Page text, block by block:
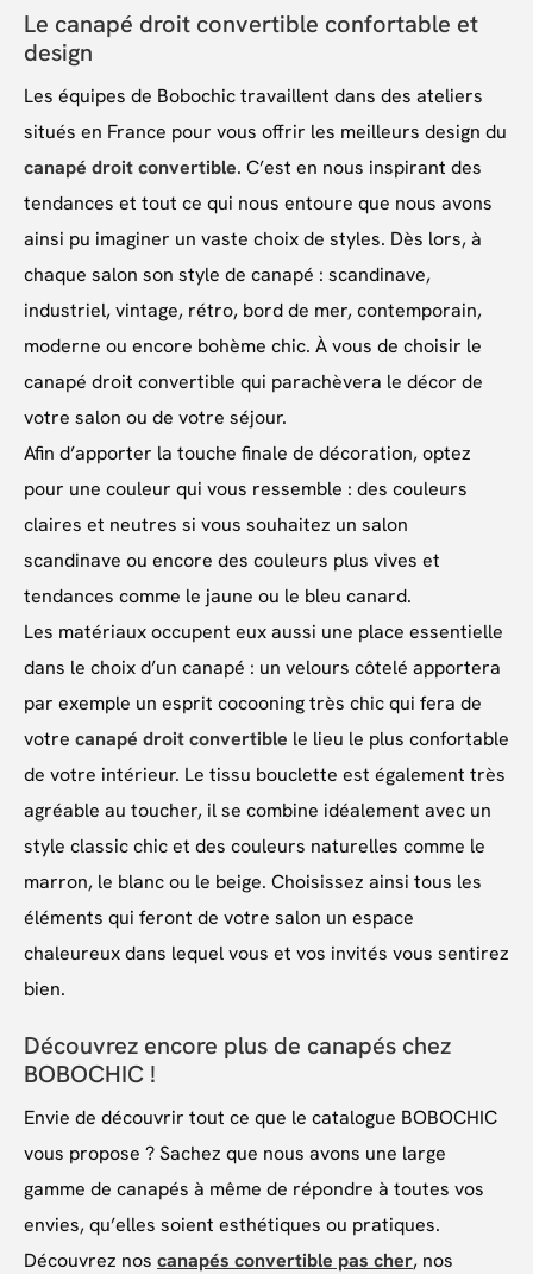
Le canapé droit convertible confortable et
design
Les équipes de Bobochic travaillent dans des ateliers
situés en France pour vous offrir les meilleurs design du
canapé droit convertible. C’est en nous inspirant des
tendances et tout ce qui nous entoure que nous avons
ainsi pu imaginer un vaste choix de styles. Dès lors, à
chaque salon son style de canapé : scandinave,
industriel, vintage, rétro, bord de mer, contemporain,
moderne ou encore bohème chic. À vous de choisir le
canapé droit convertible qui parachèvera le décor de
votre salon ou de votre séjour.
Afin d’apporter la touche finale de décoration, optez
pour une couleur qui vous ressemble : des couleurs
claires et neutres si vous souhaitez un salon
scandinave ou encore des couleurs plus vives et
tendances comme le jaune ou le bleu canard.
Les matériaux occupent eux aussi une place essentielle
dans le choix d’un canapé : un velours côtelé apportera
par exemple un esprit cocooning très chic qui fera de
votre canapé droit convertible le lieu le plus confortable
de votre intérieur. Le tissu bouclette est également très
agréable au toucher, il se combine idéalement avec un
style classic chic et des couleurs naturelles comme le
marron, le blanc ou le beige. Choisissez ainsi tous les
éléments qui feront de votre salon un espace
chaleureux dans lequel vous et vos invités vous sentirez
bien.
Découvrez encore plus de canapés chez
BOBOCHIC !
Envie de découvrir tout ce que le catalogue BOBOCHIC
vous propose ? Sachez que nous avons une large
gamme de canapés à même de répondre à toutes vos
envies, qu’elles soient esthétiques ou pratiques.
Découvrez nos canapés convertible pas cher, nos